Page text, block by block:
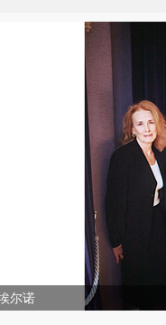
尔诺